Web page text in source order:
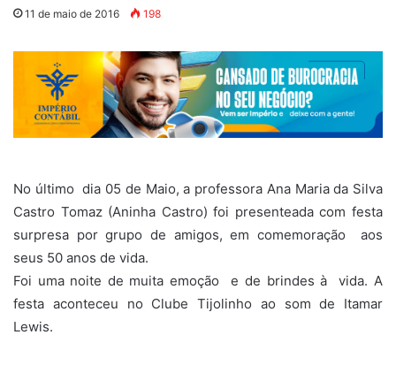
11 de maio de 2016 198
No último dia 05 de Maio, a professora Ana Maria da Silva
Castro Tomaz (Aninha Castro) foi presenteada com festa
surpresa por grupo de amigos, em comemoração aos
seus 50 anos de vida.
Foi uma noite de muita emoção e de brindes à vida. A
festa aconteceu no Clube Tijolinho ao som de Itamar
Lewis.